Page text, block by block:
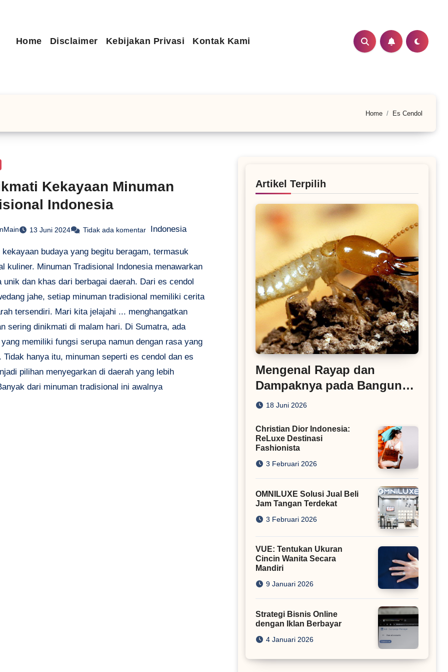
Home Disclaimer Kebijakan Privasi Kontak Kami
Home Es Cendol
Kekayaan Minuman
Indonesia
13 Juni 2024 Tidak ada komentar Indonesia
budaya yang begitu beragam, termasuk
kuliner. Minuman Tradisional Indonesia menawarkan
unik dan khas dari berbagai daerah. Dari es cendol
jahe, setiap minuman tradisional memiliki cerita
tersendiri. Mari kita jelajahi ... menghangatkan
sering dinikmati di malam hari. Di Sumatra, ada
memiliki fungsi serupa namun dengan rasa yang
Tidak hanya itu, minuman seperti es cendol dan es
pilihan menyegarkan di daerah yang lebih
dari minuman tradisional ini awalnya
Artikel Terpilih
Mengenal Rayap dan
Dampaknya pada Bangunan
Rumah
18 Juni 2026
Christian Dior Indonesia:
ReLuxe Destinasi
Fashionista
3 Februari 2026
OMNILUXE Solusi Jual Beli
Jam Tangan Terdekat
3 Februari 2026
VUE: Tentukan Ukuran
Cincin Wanita Secara
Mandiri
9 Januari 2026
Strategi Bisnis Online
dengan Iklan Berbayar
4 Januari 2026